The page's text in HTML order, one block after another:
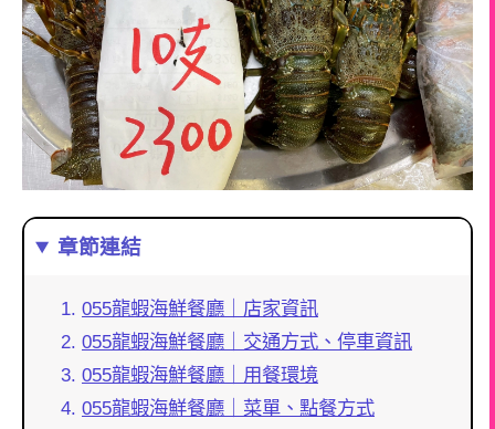
章節連結
055龍蝦海鮮餐廳｜店家資訊
055龍蝦海鮮餐廳｜交通方式、停車資訊
055龍蝦海鮮餐廳｜用餐環境
055龍蝦海鮮餐廳｜菜單、點餐方式